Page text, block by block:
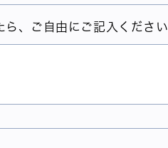
ら、ご自由にご記入ください